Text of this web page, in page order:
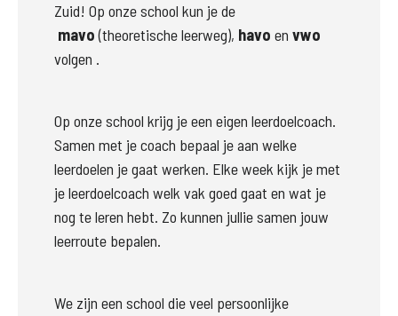
Zuid! Op onze school kun je de
mavo (theoretische leerweg), havo en
volgen .
Op onze school krijg je een eigen leerdoelcoach.
Samen met je coach bepaal je aan welke
leerdoelen je gaat werken. Elke week kijk je met
je leerdoelcoach welk vak goed gaat en wat je
nog te leren hebt. Zo kunnen jullie samen jouw
leerroute bepalen.
We zijn een school die veel persoonlijke